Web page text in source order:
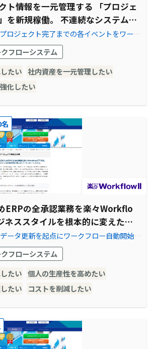
ト情報を一元管理する 「プロジェ
を新規稼働。 不連続なシステムを
連続化を実現。
ロジェクト完了までの各イベントをワーク
| ワークフロー 楽々WorkflowII
フローシステム
たい 社内資産を一元管理したい
化したい
ERPの全承認業務を楽々Workflo
ネススタイルを根本的に変えたワ
ム。
ータ更新を起点にワークフロー自動開始
ス様】 | ワークフロー 楽々WorkflowII
フローシステム
たい 個人の生産性を高めたい
たい
コストを削減したい